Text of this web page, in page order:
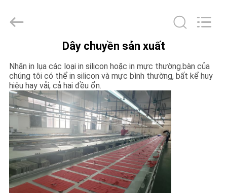
CHỦ
CÁC
SẢN
PHẨM
VỀ
CHÚNG
T&K
Garment
Dây chuyền sản xuất
Nhãn in lụa các loại in silicon hoặc in mực thường.bàn của
chúng tôi có thể in silicon và mực bình thường, bất kể huy
hiệu hay vải, cả hai đều ổn.